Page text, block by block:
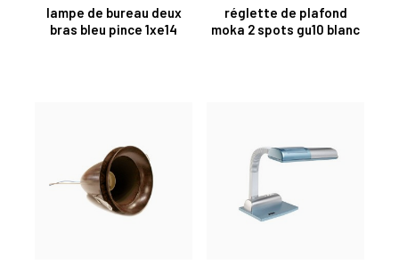
lampe de bureau deux
bras bleu pince 1xe14
réglette de plafond
moka 2 spots gu10 blanc